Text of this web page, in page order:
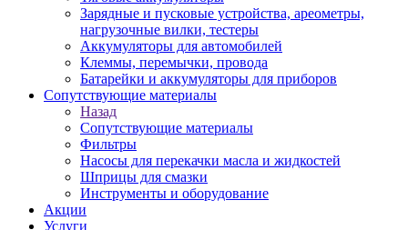
Зарядные и пусковые устройства, ареометры,
нагрузочные вилки, тестеры
Аккумуляторы для автомобилей
Клеммы, перемычки, провода
Батарейки и аккумуляторы для приборов
Сопутствующие материалы
Назад
Сопутствующие материалы
Фильтры
Насосы для перекачки масла и жидкостей
Шприцы для смазки
Инструменты и оборудование
Акции
Услуги